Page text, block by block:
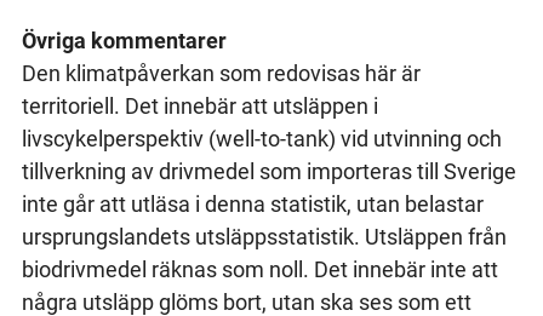
Övriga kommentarer
Den klimatpåverkan som redovisas här är
territoriell. Det innebär att utsläppen i
livscykelperspektiv (well-to-tank) vid utvinning och
tillverkning av drivmedel som importeras till Sverige
inte går att utläsa i denna statistik, utan belastar
ursprungslandets utsläppsstatistik. Utsläppen från
biodrivmedel räknas som noll. Det innebär inte att
några utsläpp glöms bort, utan ska ses som ett